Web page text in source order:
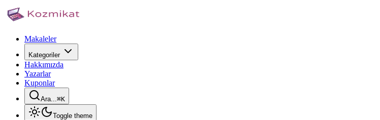
Makaleler
Kategoriler
Hakkımızda
Yazarlar
Kuponlar
Ara...⌘K
Toggle theme